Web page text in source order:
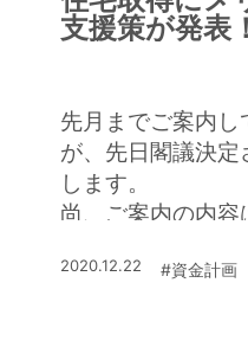
支援策が発表！
先月までご案内
が、先日閣議決
します。
尚、ご案内の内容
い。
2020.12.22 #資金計画